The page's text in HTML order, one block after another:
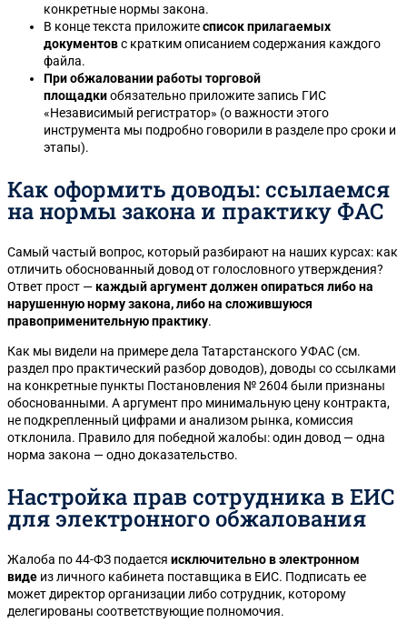
конкретные нормы закона.
В конце текста приложитесписок прилагаемых
документовс кратким описанием содержания каждого
файла.
При обжаловании работы торговой
площадкиобязательно приложите запись ГИС
«Независимый регистратор» (о важности этого
инструмента мы подробно говорили в разделе про сроки и
этапы).
Как оформить доводы: ссылаемся
на нормы закона и практику ФАС
Самый частый вопрос, который разбирают на наших курсах: как
отличить обоснованный довод от голословного утверждения?
Ответ прост —каждый аргумент должен опираться либо на
нарушенную норму закона, либо на сложившуюся
правоприменительную практику.
Как мы видели на примере дела Татарстанского УФАС (см.
раздел про практический разбор доводов), доводы со ссылками
на конкретные пункты Постановления № 2604 были признаны
обоснованными. А аргумент про минимальную цену контракта,
не подкрепленный цифрами и анализом рынка, комиссия
отклонила. Правило для победной жалобы: один довод — одна
норма закона — одно доказательство.
Настройка прав сотрудника в ЕИС
для электронного обжалования
Жалоба по 44-ФЗ подается исключительно в электронном
виде из личного кабинета поставщика в ЕИС. Подписать ее
может директор организации либо сотрудник, которому
делегированы соответствующие полномочия.